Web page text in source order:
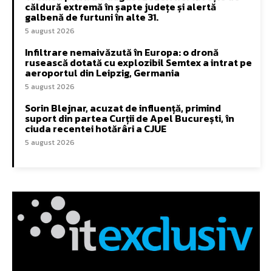
căldură extremă în șapte județe și alertă
galbenă de furtuni în alte 31.
5 august 2026
Infiltrare nemaivăzută în Europa: o dronă
rusească dotată cu explozibil Semtex a intrat pe
aeroportul din Leipzig, Germania
5 august 2026
Sorin Blejnar, acuzat de influență, primind
suport din partea Curții de Apel București, în
ciuda recentei hotărâri a CJUE
5 august 2026